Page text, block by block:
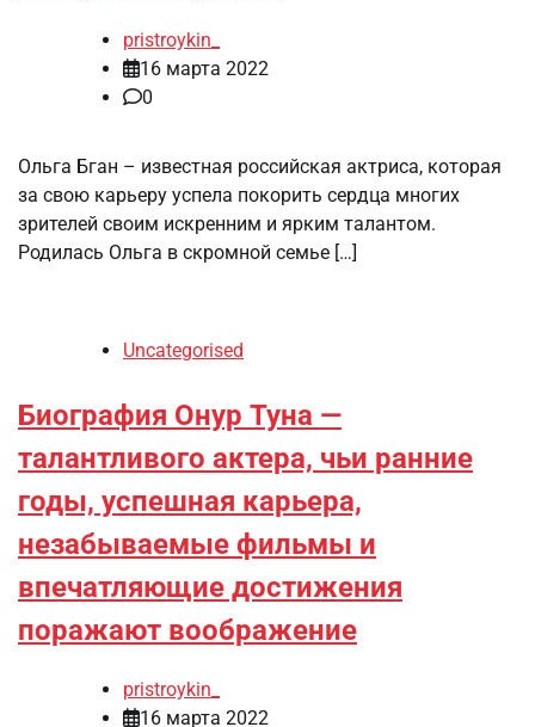
pristroykin_
16 марта 2022
0
Ольга Бган – известная российская актриса, которая
за свою карьеру успела покорить сердца многих
зрителей своим искренним и ярким талантом.
Родилась Ольга в скромной семье […]
Uncategorised
Биография Онур Туна —
талантливого актера, чьи ранние
годы, успешная карьера,
незабываемые фильмы и
впечатляющие достижения
поражают воображение
pristroykin_
16 марта 2022